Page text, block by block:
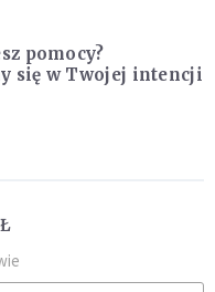
pomocy?
się w Twojej intencji